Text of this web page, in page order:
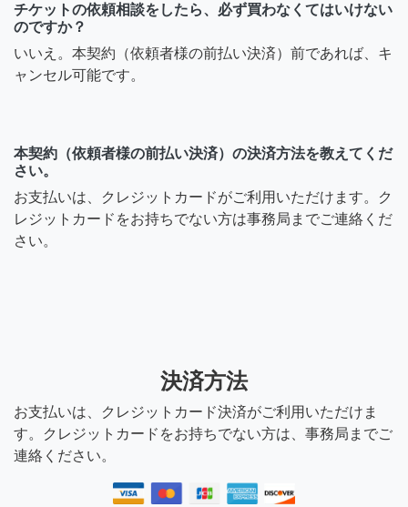
チケットの依頼相談をしたら、必ず買わなくてはいけない
のですか？
いいえ。本契約（依頼者様の前払い決済）前であれば、キ
ャンセル可能です。
本契約（依頼者様の前払い決済）の決済方法を教えてくだ
さい。
お支払いは、クレジットカードがご利用いただけます。ク
レジットカードをお持ちでない方は事務局までご連絡くだ
さい。
決済方法
お支払いは、クレジットカード決済がご利用いただけま
す。クレジットカードをお持ちでない方は、事務局までご
連絡ください。